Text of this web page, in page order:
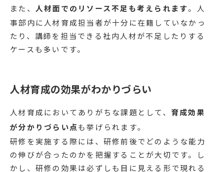
また、 人材面でのリソース不足も考えられます。人
事部内に人材育成担当者が十分に在籍していなかっ
たり、講師を担当できる社内人材が不足したりする
ケースも多いです。
人材育成の効果がわかりづらい
人材育成においてありがちな課題として、 育成効果
が分かりづらい点も挙げられます。
研修を実施する際には、研修前後でどのような能力
の伸びが合ったのかを把握することが大切です。し
かし、研修の効果は必ずしも目に見える形で現れる